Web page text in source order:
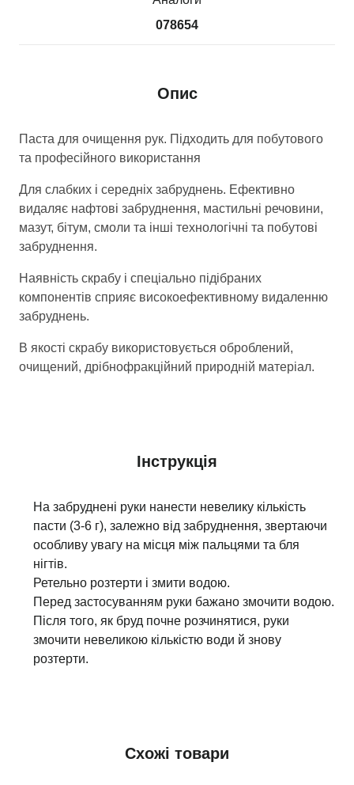
078654
Опис
Паста для очищення рук. Підходить для побутового
та професійного використання
Для слабких і середніх забруднень. Ефективно
видаляє нафтові забруднення, мастильні речовини,
мазут, бітум, смоли та інші технологічні та побутові
забруднення.
Наявність скрабу і спеціально підібраних
компонентів сприяє високоефективному видаленню
забруднень.
В якості скрабу використовується оброблений,
очищений, дрібнофракційний природній матеріал.
Інструкція
На забруднені руки нанести невелику кількість
пасти (3-6 г), залежно від забруднення, звертаючи
особливу увагу на місця між пальцями та бля
нігтів.
Ретельно розтерти і змити водою.
Перед застосуванням руки бажано змочити водою.
Після того, як бруд почне розчинятися, руки
змочити невеликою кількістю води й знову
розтерти.
Схожі товари